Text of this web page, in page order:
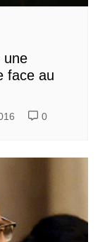
une
face au
0